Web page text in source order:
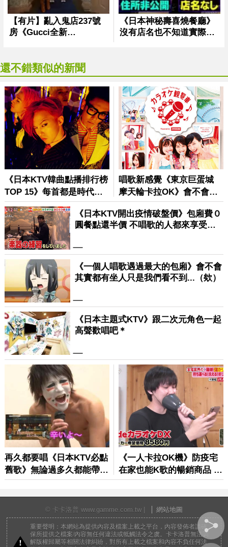
還不錯類似的新聞
© 卡卡洛普 www.gamme.com.tw | 網站地圖
重要聲明：本網站為提供內容及檔案上載之平台，內容發佈者請確
保所提供之檔案/內容無任何違法或牴觸法令之虞。卡卡洛普無法調
解版權歸屬等相關法律糾紛，對所有上載之檔案和內容不負任何法